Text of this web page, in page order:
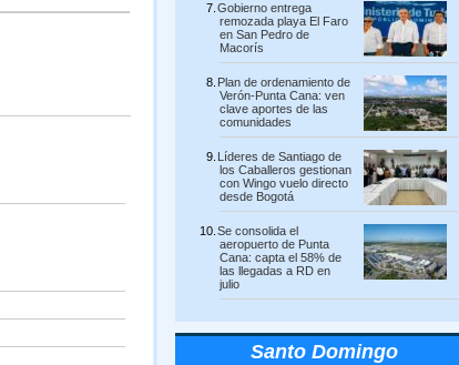
Gobierno entrega
remozada playa El Faro
en San Pedro de
Macorís
Plan de ordenamiento de
Verón-Punta Cana: ven
clave aportes de las
comunidades
Líderes de Santiago de
los Caballeros gestionan
con Wingo vuelo directo
desde Bogotá
Se consolida el
aeropuerto de Punta
Cana: capta el 58% de
las llegadas a RD en
julio
Santo Domingo